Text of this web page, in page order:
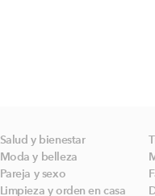
Salud y bienestar
Moda y belleza
Pareja y sexo
Limpieza y orden en casa